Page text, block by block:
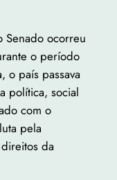
Senado ocorreu
o período
o país passava
política, social
com o
pela
da